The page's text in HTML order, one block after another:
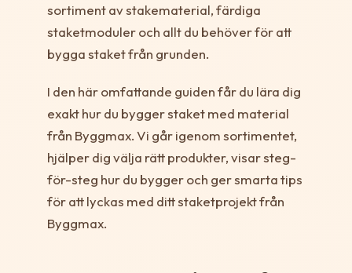
sortiment av stakematerial, färdiga
staketmoduler och allt du behöver för att
bygga staket från grunden.
I den här omfattande guiden får du lära dig
exakt hur du bygger staket med material
från Byggmax. Vi går igenom sortimentet,
hjälper dig välja rätt produkter, visar steg-
för-steg hur du bygger och ger smarta tips
för att lyckas med ditt staketprojekt från
Byggmax.